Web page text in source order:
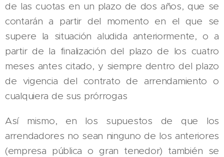
de las cuotas en un plazo de dos años, que se
contarán a partir del momento en el que se
supere la situación aludida anteriormente, o a
partir de la finalización del plazo de los cuatro
meses antes citado, y siempre dentro del plazo
de vigencia del contrato de arrendamiento o
cualquiera de sus prórrogas
Así mismo, en los supuestos de que los
arrendadores no sean ninguno de los anteriores
(empresa pública o gran tenedor) también se